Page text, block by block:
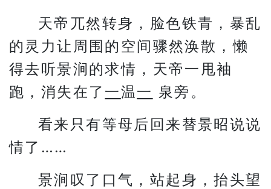
天帝兀然转身，脸色铁青，暴乱
的灵力让周围的空间骤然涣散，懒
得去听景涧的求情，天帝一甩袖
跑，消失在了 一温一 泉旁。
看来只有等母后回来替景昭说说
情了……
景涧叹了口气，站起身，抬头望